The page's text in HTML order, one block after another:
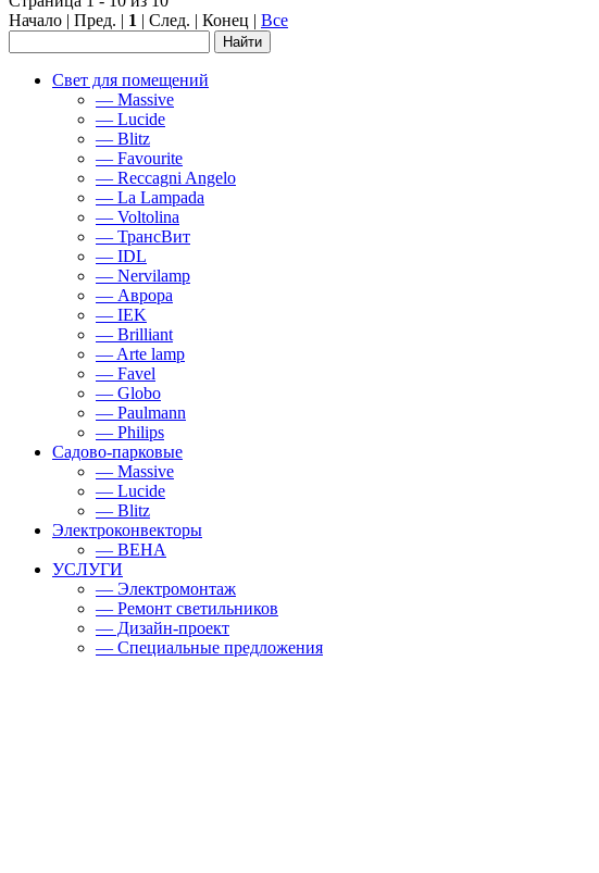
Начало | Пред. | 1 | След. | Конец | Все
Свет для помещений
— Massive
— Lucide
— Blitz
— Favourite
— Reccagni Angelo
— La Lampada
— Voltolina
— ТрансВит
— IDL
— Nervilamp
— Аврора
— IEK
— Brilliant
— Arte lamp
— Favel
— Globo
— Paulmann
— Philips
Садово-парковые
— Massive
— Lucide
— Blitz
Электроконвекторы
— BEHA
УСЛУГИ
— Электромонтаж
— Ремонт светильников
— Дизайн-проект
— Специальные предложения